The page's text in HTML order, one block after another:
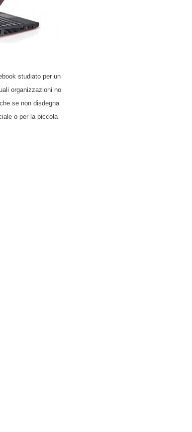
studiato per un
organizzazioni no
se non disdegna
o per la piccola